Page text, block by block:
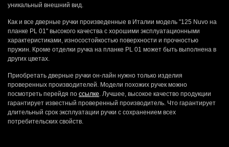
уникальный внешний вид.
Как и все дверные ручки произведенные в Италии модель "125 Nuvo на
планке PL 01" высокого качества с хорошими эксплуатационными
характеристиками, износостойкостью поверхности и прочностью
пружин. Кроме отделки ручка на планке PL 01 может быть выполнена в
других цветах.
Приобретать дверные ручки он-лайн нужно только изделия
проверенных производителей. Модели похожих ручек можно
посмотреть перейдя по ссылке. Лучшее, высокое качество продукции
гарантирует известный проверенный производитель. Что гарантирует
длительный срок эксплуатации ручки с сохранением всех
потребительских свойств.